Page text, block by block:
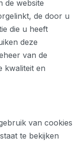
de website
de door u
die u heeft
deze
van de
kwaliteit en
van cookies
te bekijken